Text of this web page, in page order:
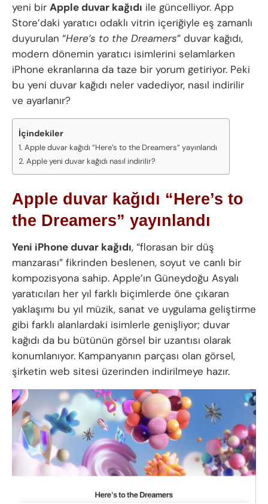
yeni bir Apple duvar kağıdı ile güncelliyor. App
Store’daki yaratıcı odaklı vitrin içeriğiyle eş zamanlı
duyurulan “Here’s to the Dreamers” duvar kağıdı,
modern dönemin yaratıcı isimlerini selamlarken
iPhone ekranlarına da taze bir yorum getiriyor. Peki
bu yeni duvar kağıdı neler vadediyor, nasıl indirilir
ve ayarlanır?
İçindekiler
Apple duvar kağıdı “Here’s to the Dreamers” yayınlandı
Apple yeni duvar kağıdı nasıl indirilir?
Apple duvar kağıdı “Here’s to
the Dreamers” yayınlandı
Yeni iPhone duvar kağıdı, “florasan bir düş
manzarası” fikrinden beslenen, soyut ve canlı bir
kompozisyona sahip. Apple’ın Güneydoğu Asyalı
yaratıcıları her yıl farklı biçimlerde öne çıkaran
yaklaşımı bu yıl müzik, sanat ve uygulama geliştirme
gibi farklı alanlardaki isimlerle genişliyor; duvar
kağıdı da bu bütünün görsel bir uzantısı olarak
konumlanıyor. Kampanyanın parçası olan görsel,
şirketin web sitesi üzerinden indirilmeye hazır.